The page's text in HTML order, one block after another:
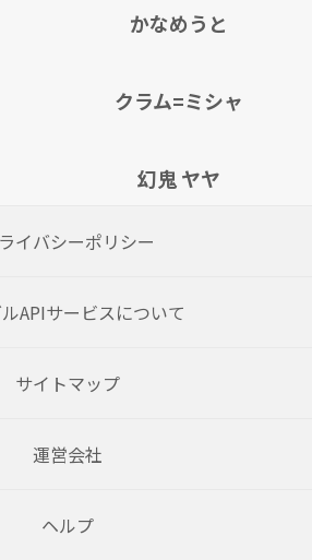
かなめうと
クラム=ミシャ
幻鬼 ヤヤ
イバシーポリシー
APIサービスについて
サイトマップ
運営会社
ヘルプ